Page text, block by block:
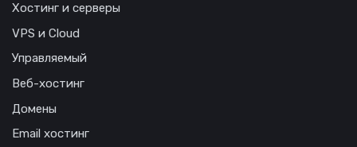
Хостинг и серверы
VPS и Cloud
Управляемый
Веб-хостинг
Домены
Email хостинг